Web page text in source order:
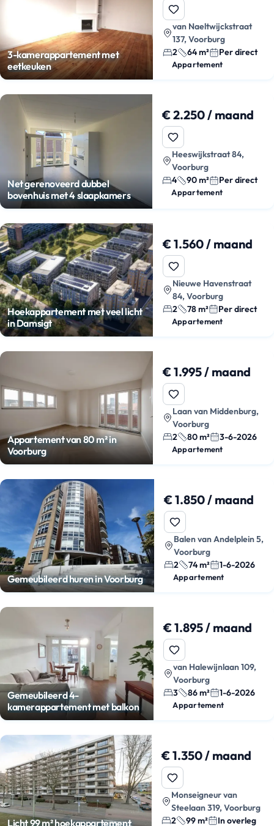
3-kamerappartement met
eetkeuken
van Naeltwijckstraat
137, Voorburg
2
64 m² Per direct
Appartement
Net gerenoveerd dubbel
bovenhuis met 4 slaapkamers
€ 2.250 / maand
Heeswijkstraat 84,
Voorburg
4
90 m² Per direct
Appartement
Hoekappartement met veel licht
in Damsigt
€ 1.560 / maand
Nieuwe Havenstraat
84, Voorburg
2
78 m² Per direct
Appartement
Appartement van 80 m² in
Voorburg
€ 1.995 / maand
Laan van Middenburg,
Voorburg
2
80 m² 3-6-2026
Appartement
Gemeubileerd huren in Voorburg
€ 1.850 / maand
Balen van Andelplein 5,
Voorburg
2
74 m² 1-6-2026
Appartement
Gemeubileerd 4-
kamerappartement met balkon
€ 1.895 / maand
van Halewijnlaan 109,
Voorburg
3
86 m² 1-6-2026
Appartement
Licht 99 m² hoekappartement
€ 1.350 / maand
Monseigneur van
Steelaan 319, Voorburg
2
99 m² In overleg